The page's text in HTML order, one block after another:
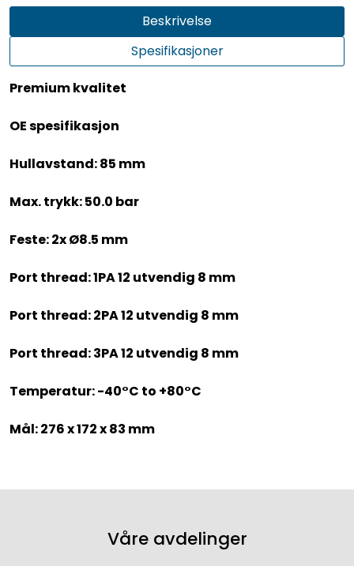
Beskrivelse
Spesifikasjoner
Premium kvalitet
OE spesifikasjon
Hullavstand: 85 mm
Max. trykk: 50.0 bar
Feste: 2x Ø8.5 mm
Port thread: 1PA 12 utvendig 8 mm
Port thread: 2PA 12 utvendig 8 mm
Port thread: 3PA 12 utvendig 8 mm
Temperatur: -40°C to +80°C
Mål: 276 x 172 x 83 mm
Våre avdelinger